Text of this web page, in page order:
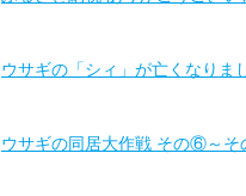
ウサギの「シィ」が亡くなりま
ウサギの同居大作戦 その⑥～そ